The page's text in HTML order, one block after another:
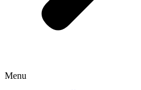
Menu